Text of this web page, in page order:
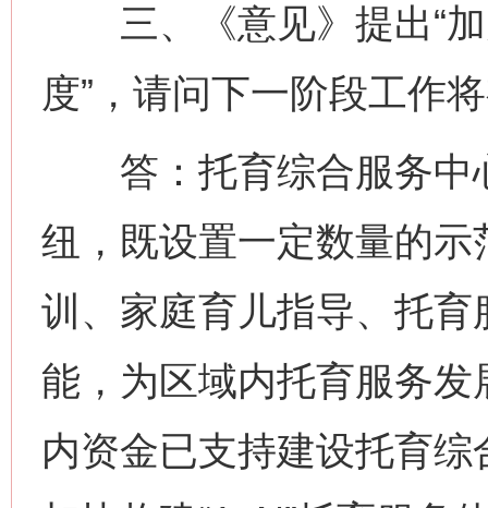
三、《意见》提出“加
度”，请问下一阶段工作
答：托育综合服务中
纽，既设置一定数量的
训、家庭育儿指导、托
能，为区域内托育服务
内资金已支持建设托育